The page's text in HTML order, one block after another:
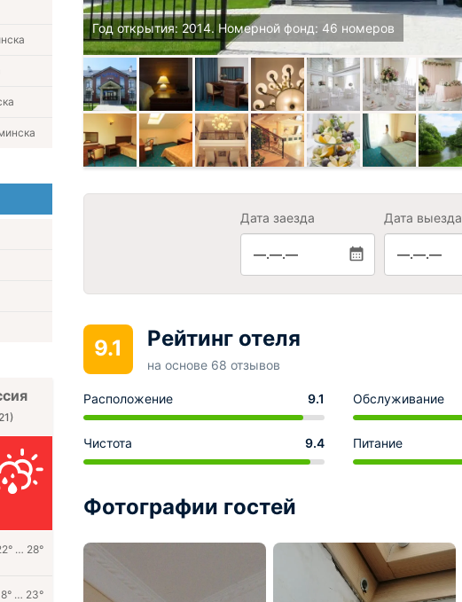
Год открытия: 2014. Номерной фонд: 46 номеров
Дата заезда
—.—.—
Дата выезда
—.—.—
9.1 Рейтинг отеля
на основе 68 отзывов
Расположение 9.1 Обслуживание
Чистота 9.4 Питание
Фотографии гостей
)
… 28°
… 23°